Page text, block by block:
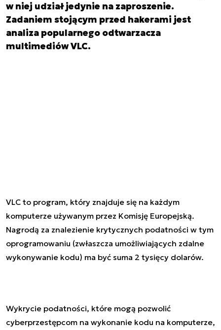
w niej udział jedynie na zaproszenie.
Zadaniem stojącym przed hakerami jest
analiza popularnego odtwarzacza
multimediów VLC.
VLC to program, który znajduje się na każdym
komputerze używanym przez Komisję Europejską.
Nagrodą za znalezienie krytycznych podatności w tym
oprogramowaniu (zwłaszcza umożliwiających zdalne
wykonywanie kodu) ma być suma 2 tysięcy dolarów.
Wykrycie podatności, które mogą pozwolić
cyberprzestępcom na wykonanie kodu na komputerze,